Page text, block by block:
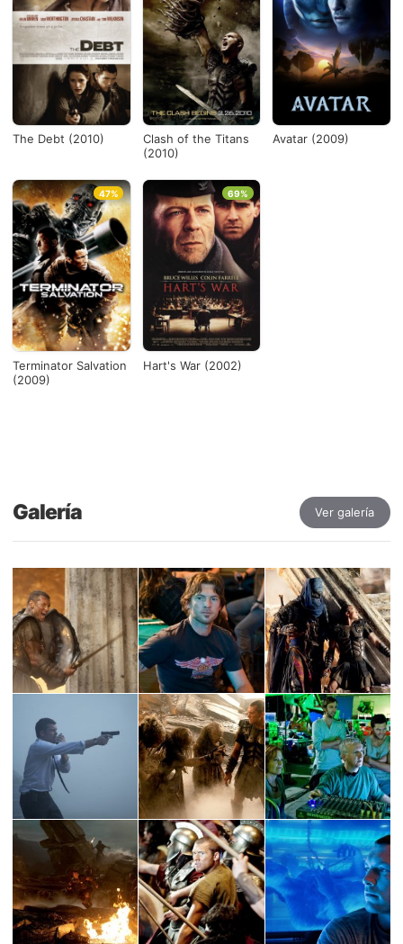
The Debt (2010)
Clash of the Titans
(2010)
Avatar (2009)
Terminator Salvation
(2009)
47%
Hart's War (2002)
69%
Galería Ver galería